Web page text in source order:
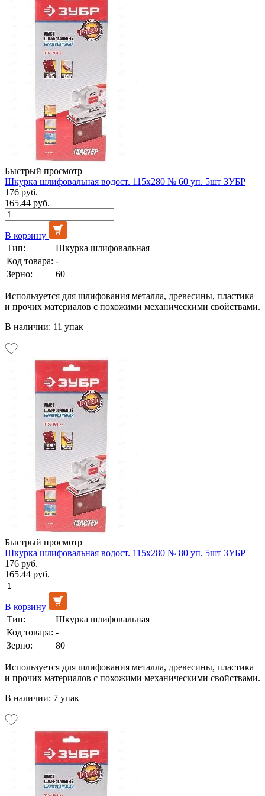
Быстрый просмотр
Шкурка шлифовальная водост. 115х280 № 60 уп. 5шт ЗУБР
176 руб.
165.44 руб.
В корзину
Тип:
Шкурка шлифовальная
Код товара: -
Зерно:
60
Используется для шлифования металла, древесины, пластика
и прочих материалов с похожими механическими свойствами.
В наличии: 11 упак
Быстрый просмотр
Шкурка шлифовальная водост. 115х280 № 80 уп. 5шт ЗУБР
176 руб.
165.44 руб.
В корзину
Тип:
Шкурка шлифовальная
Код товара: -
Зерно:
80
Используется для шлифования металла, древесины, пластика
и прочих материалов с похожими механическими свойствами.
В наличии: 7 упак